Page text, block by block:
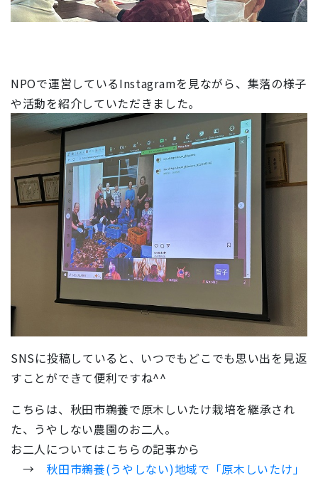
NPOで運営しているInstagramを見ながら、集落の様子
や活動を紹介していただきました。
SNSに投稿していると、いつでもどこでも思い出を見返
すことができて便利ですね^^
こちらは、秋田市鵜養で原木しいたけ栽培を継承され
た、うやしない農園のお二人。
お二人についてはこちらの記事から
→秋田市鵜養(うやしない)地域で「原木しいたけ」